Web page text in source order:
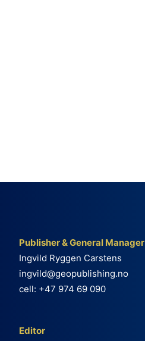
Publisher & General Manager
Ingvild Ryggen Carstens
ingvild@geopublishing.no
cell: +47 974 69 090
Editor